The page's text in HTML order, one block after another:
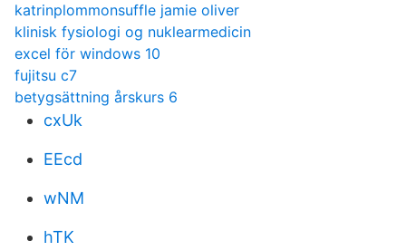
katrinplommonsuffle jamie oliver
klinisk fysiologi og nuklearmedicin
excel för windows 10
fujitsu c7
betygsättning årskurs 6
cxUk
EEcd
wNM
hTK